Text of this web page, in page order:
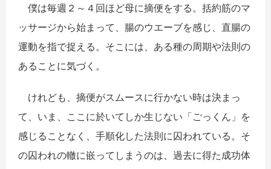
僕は毎週２～４回ほど母に摘便をする。括約筋のマ
ッサージから始まって、腸のウエーブを感じ、直腸の
運動を指で捉える。そこには、ある種の周期や法則の
あることに気づく。
けれども、摘便がスムースに行かない時は決まっ
て、いま、ここに於いてしか生じない「ごっくん」を
感じることなく、手順化した法則に囚われている。そ
の囚われの轍に嵌ってしまうのは、過去に得た成功体